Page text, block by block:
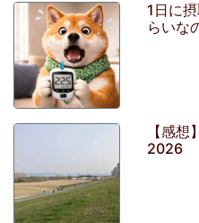
1日に
らいな
【感
2026